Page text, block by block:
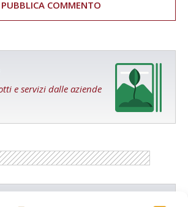
e servizi dalle aziende